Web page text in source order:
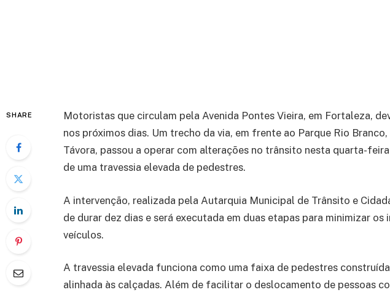
SHARE
Motoristas que circulam pela Avenida Pontes Vieira, em Fortaleza,
nos próximos dias. Um trecho da via, em frente ao Parque Rio
Távora, passou a operar com alterações no trânsito nesta quarta-
de uma travessia elevada de pedestres.
A intervenção, realizada pela Autarquia Municipal de Trânsito e
de durar dez dias e será executada em duas etapas para minimizar
veículos.
A travessia elevada funciona como uma faixa de pedestres
alinhada às calçadas. Além de facilitar o deslocamento de pessoas